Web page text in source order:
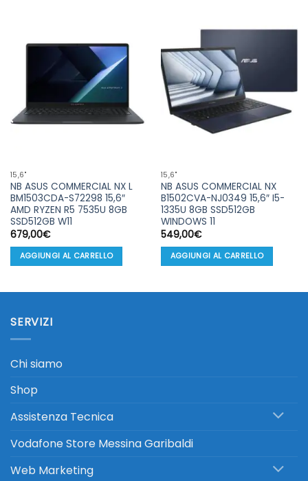
15,6''
NB ASUS COMMERCIAL NX L
BM1503CDA-S72298 15,6″
AMD RYZEN R5 7535U 8GB
SSD512GB W11
679,00€
AGGIUNGI AL CARRELLO
15,6''
NB ASUS COMMERCIAL NX
B1502CVA-NJ0349 15,6″ I5-
1335U 8GB SSD512GB
WINDOWS 11
549,00€
AGGIUNGI AL CARRELLO
SERVIZI
Chi siamo
Shop
Assistenza Tecnica
Vodafone Store Messina Garibaldi
Web Marketing